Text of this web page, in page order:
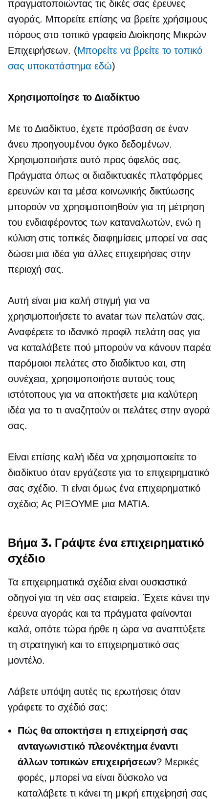
πραγματοποιώντας τις δικές σας έρευνες
αγοράς. Μπορείτε επίσης να βρείτε χρήσιμους
πόρους στο τοπικό γραφείο Διοίκησης Μικρών
Επιχειρήσεων. (Μπορείτε να βρείτε το τοπικό
σας υποκατάστημα εδώ)
Χρησιμοποίησε το Διαδίκτυο
Με το Διαδίκτυο, έχετε πρόσβαση σε έναν
άνευ προηγουμένου όγκο δεδομένων.
Χρησιμοποιήστε αυτό προς όφελός σας.
Πράγματα όπως οι διαδικτυακές πλατφόρμες
ερευνών και τα μέσα κοινωνικής δικτύωσης
μπορούν να χρησιμοποιηθούν για τη μέτρηση
του ενδιαφέροντος των καταναλωτών, ενώ η
κύλιση στις τοπικές διαφημίσεις μπορεί να σας
δώσει μια ιδέα για άλλες επιχειρήσεις στην
περιοχή σας.
Αυτή είναι μια καλή στιγμή για να
χρησιμοποιήσετε το avatar των πελατών σας.
Αναφέρετε το ιδανικό προφίλ πελάτη σας για
να καταλάβετε πού μπορούν να κάνουν παρέα
παρόμοιοι πελάτες στο διαδίκτυο και, στη
συνέχεια, χρησιμοποιήστε αυτούς τους
ιστότοπους για να αποκτήσετε μια καλύτερη
ιδέα για το τι αναζητούν οι πελάτες στην αγορά
σας.
Είναι επίσης καλή ιδέα να χρησιμοποιείτε το
διαδίκτυο όταν εργάζεστε για το επιχειρηματικό
σας σχέδιο. Τι είναι όμως ένα επιχειρηματικό
σχέδιο; Ας ΡΙΞΟΥΜΕ μια ΜΑΤΙΑ.
Βήμα 3. Γράψτε ένα επιχειρηματικό
σχέδιο
Τα επιχειρηματικά σχέδια είναι ουσιαστικά
οδηγοί για τη νέα σας εταιρεία. Έχετε κάνει την
έρευνα αγοράς και τα πράγματα φαίνονται
καλά, οπότε τώρα ήρθε η ώρα να αναπτύξετε
τη στρατηγική και το επιχειρηματικό σας
μοντέλο.
Λάβετε υπόψη αυτές τις ερωτήσεις όταν
γράφετε το σχέδιό σας:
Πώς θα αποκτήσει η επιχείρησή σας
ανταγωνιστικό πλεονέκτημα έναντι
άλλων τοπικών επιχειρήσεων? Μερικές
φορές, μπορεί να είναι δύσκολο να
καταλάβετε τι κάνει τη μικρή επιχείρησή σας